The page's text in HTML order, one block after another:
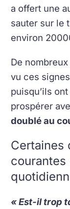
a offert une
sauter sur le
environ
De
vu ces
puisqu’ils
prospérer
doublé au
Certaines
courantes
« Est-il trop